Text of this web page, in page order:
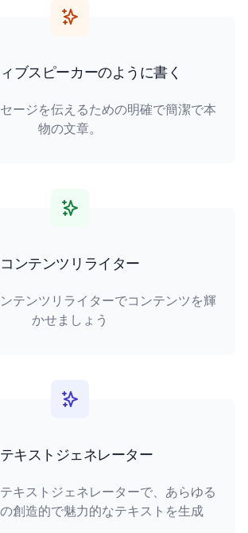
ブスピーカーのように書く
ージを伝えるための明確で簡潔で本
物の文章。
コンテンツリライター
テンツリライターでコンテンツを輝
かせましょう
キストジェネレーター
キストジェネレーターで、あらゆる
創造的で魅力的なテキストを生成